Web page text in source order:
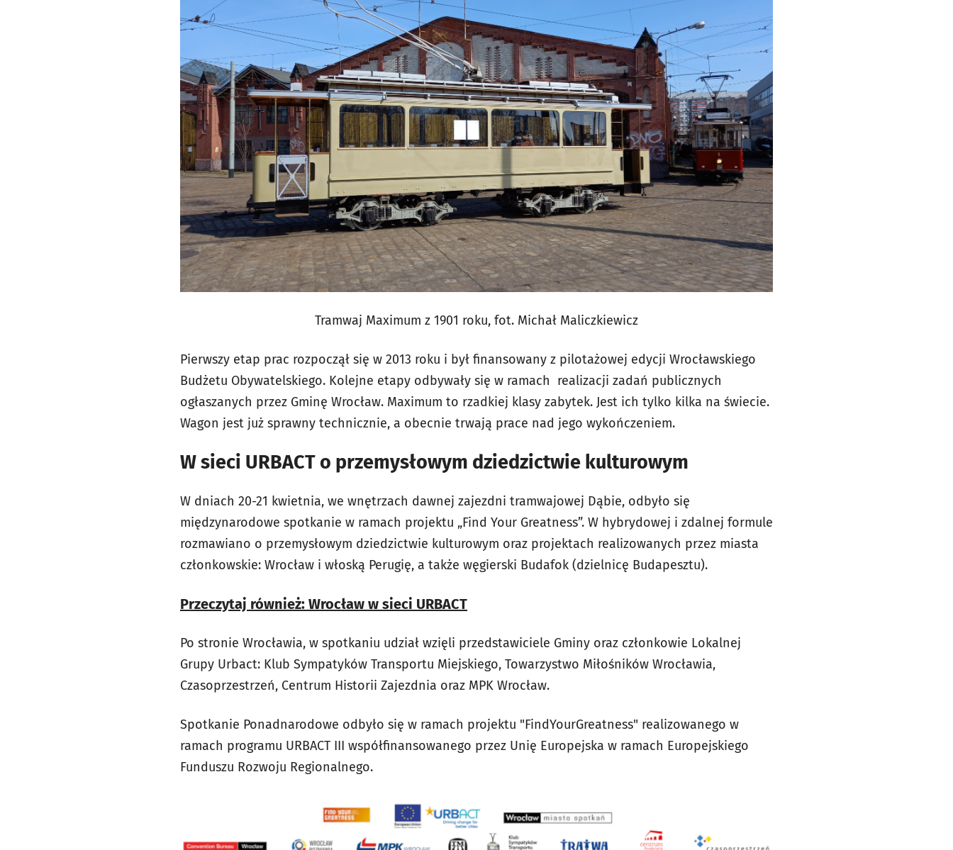
Tramwaj Maximum z 1901 roku, fot. Michał Maliczkiewicz
Pierwszy etap prac rozpoczął się w 2013 roku i był finansowany z pilotażowej edycji Wrocławskiego
Budżetu Obywatelskiego. Kolejne etapy odbywały się w ramach realizacji zadań publicznych
ogłaszanych przez Gminę Wrocław. Maximum to rzadkiej klasy zabytek. Jest ich tylko kilka na świecie.
Wagon jest już sprawny technicznie, a obecnie trwają prace nad jego wykończeniem.
W sieci URBACT o przemysłowym dziedzictwie kulturowym
W dniach 20-21 kwietnia, we wnętrzach dawnej zajezdni tramwajowej Dąbie, odbyło się
międzynarodowe spotkanie w ramach projektu „Find Your Greatness”. W hybrydowej i zdalnej formule
rozmawiano o przemysłowym dziedzictwie kulturowym oraz projektach realizowanych przez miasta
członkowskie: Wrocław i włoską Perugię, a także węgierski Budafok (dzielnicę Budapesztu).
Przeczytaj również: Wrocław w sieci URBACT
Po stronie Wrocławia, w spotkaniu udział wzięli przedstawiciele Gminy oraz członkowie Lokalnej
Grupy Urbact: Klub Sympatyków Transportu Miejskiego, Towarzystwo Miłośników Wrocławia,
Czasoprzestrzeń, Centrum Historii Zajezdnia oraz MPK Wrocław.
Spotkanie Ponadnarodowe odbyło się w ramach projektu "FindYourGreatness" realizowanego w
ramach programu URBACT III współfinansowanego przez Unię Europejska w ramach Europejskiego
Funduszu Rozwoju Regionalnego.